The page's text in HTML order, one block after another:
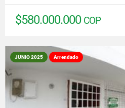
$580.000.000 COP
JUNIO 2025 Arrendado